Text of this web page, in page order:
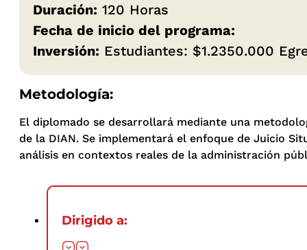
Duración: 120 Horas
Fecha de inicio del programa:
Inversión: Estudiantes: $1.2350.000
Metodología:
El diplomado se desarrollará mediante una
de la DIAN. Se implementará el enfoque de Juicio
análisis en contextos reales de la administración
Dirigido a: